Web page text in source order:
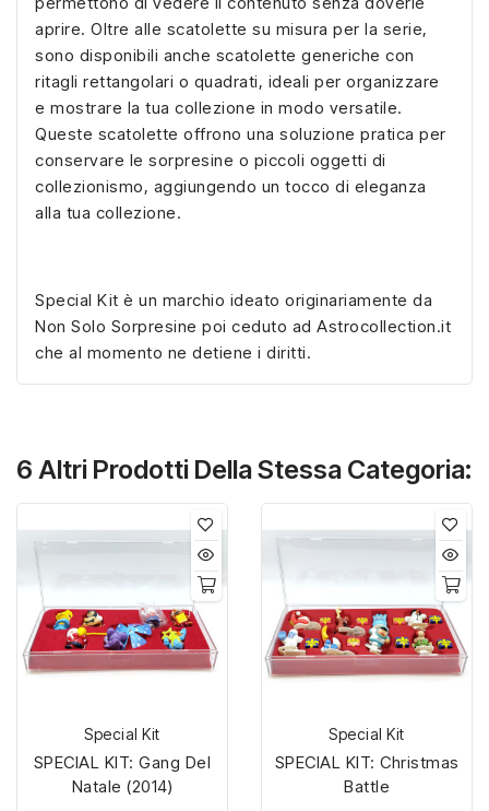
aprire. Oltre alle scatolette su misura per la serie,
sono disponibili anche scatolette generiche con
ritagli rettangolari o quadrati, ideali per organizzare
e mostrare la tua collezione in modo versatile.
Queste scatolette offrono una soluzione pratica per
conservare le sorpresine o piccoli oggetti di
collezionismo, aggiungendo un tocco di eleganza
alla tua collezione.
Special Kit è un marchio ideato originariamente da
Non Solo Sorpresine poi ceduto ad Astrocollection.it
che al momento ne detiene i diritti.
6 Altri Prodotti Della Stessa Categoria:
Special Kit
SPECIAL KIT: Gang Del
Natale (2014)
Special Kit
SPECIAL KIT: Christmas
Battle